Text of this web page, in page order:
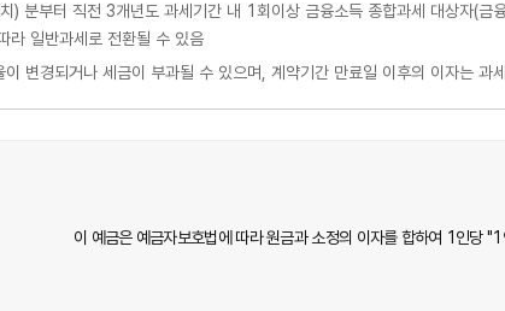
) 분부터 직전 3개년도 과세기간 내 1회이상 금융소득 종합과세 대상자(
라 일반과세로 전환될 수 있음
변경되거나 세금이 부과될 수 있으며, 계약기간 만료일 이후의 이자는 과
이 예금은 예금자보호법에 따라 원금과 소정의 이자를 합하여 1인당